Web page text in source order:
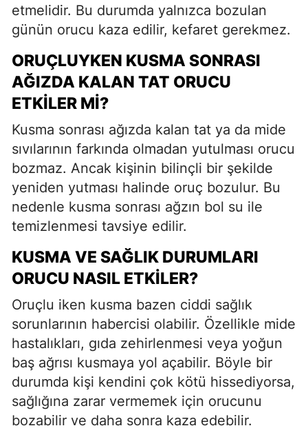
etmelidir. Bu durumda yalnızca bozulan
günün orucu kaza edilir, kefaret gerekmez.
ORUÇLUYKEN KUSMA SONRASI
AĞIZDA KALAN TAT ORUCU
ETKILER MI?
Kusma sonrası ağızda kalan tat ya da mide
sıvılarının farkında olmadan yutulması orucu
bozmaz. Ancak kişinin bilinçli bir şekilde
yeniden yutması halinde oruç bozulur. Bu
nedenle kusma sonrası ağzın bol su ile
temizlenmesi tavsiye edilir.
KUSMA VE SAĞLIK DURUMLARI
ORUCU NASIL ETKILER?
Oruçlu iken kusma bazen ciddi sağlık
sorunlarının habercisi olabilir. Özellikle mide
hastalıkları, gıda zehirlenmesi veya yoğun
baş ağrısı kusmaya yol açabilir. Böyle bir
durumda kişi kendini çok kötü hissediyorsa,
sağlığına zarar vermemek için orucunu
bozabilir ve daha sonra kaza edebilir.